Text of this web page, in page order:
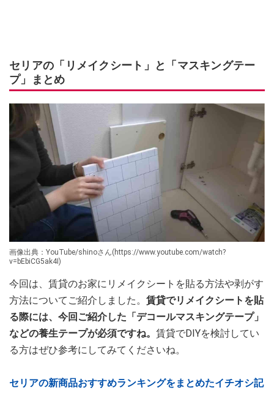
セリアの「リメイクシート」と「マスキングテー
プ」まとめ
画像出典：YouTube/shinoさん(https://www.youtube.com/watch?
v=bEbiCG5ak4I)
今回は、賃貸のお家にリメイクシートを貼る方法や剥がす
方法についてご紹介しました。 賃貸でリメイクシートを貼
る際には、今回ご紹介した「デコールマスキングテープ」
などの養生テープが必須ですね。 賃貸でDIYを検討してい
る方はぜひ参考にしてみてくださいね。
セリアの新商品おすすめランキングをまとめたイチオシ記